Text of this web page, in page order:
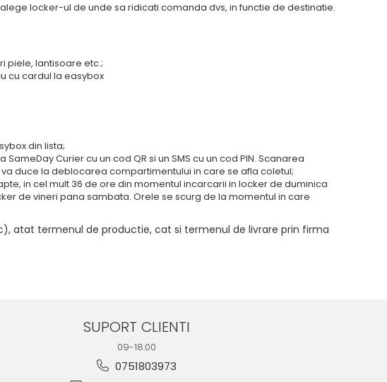
locker-ul de unde sa ridicati comanda dvs, in functie de destinatie.
piele, lantisoare etc.;
cu cardul la easybox
din lista;
Curier cu un cod QR si un SMS cu un cod PIN. Scanarea
duce la deblocarea compartimentului in care se afla coletul;
in cel mult 36 de ore din momentul incarcarii in locker de duminica
de vineri pana sambata. Orele se scurg de la momentul in care
atat termenul de productie, cat si termenul de livrare prin firma
SUPORT CLIENTI
09-18:00
0751803973